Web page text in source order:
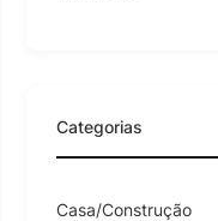
Categorias
Casa/Construção